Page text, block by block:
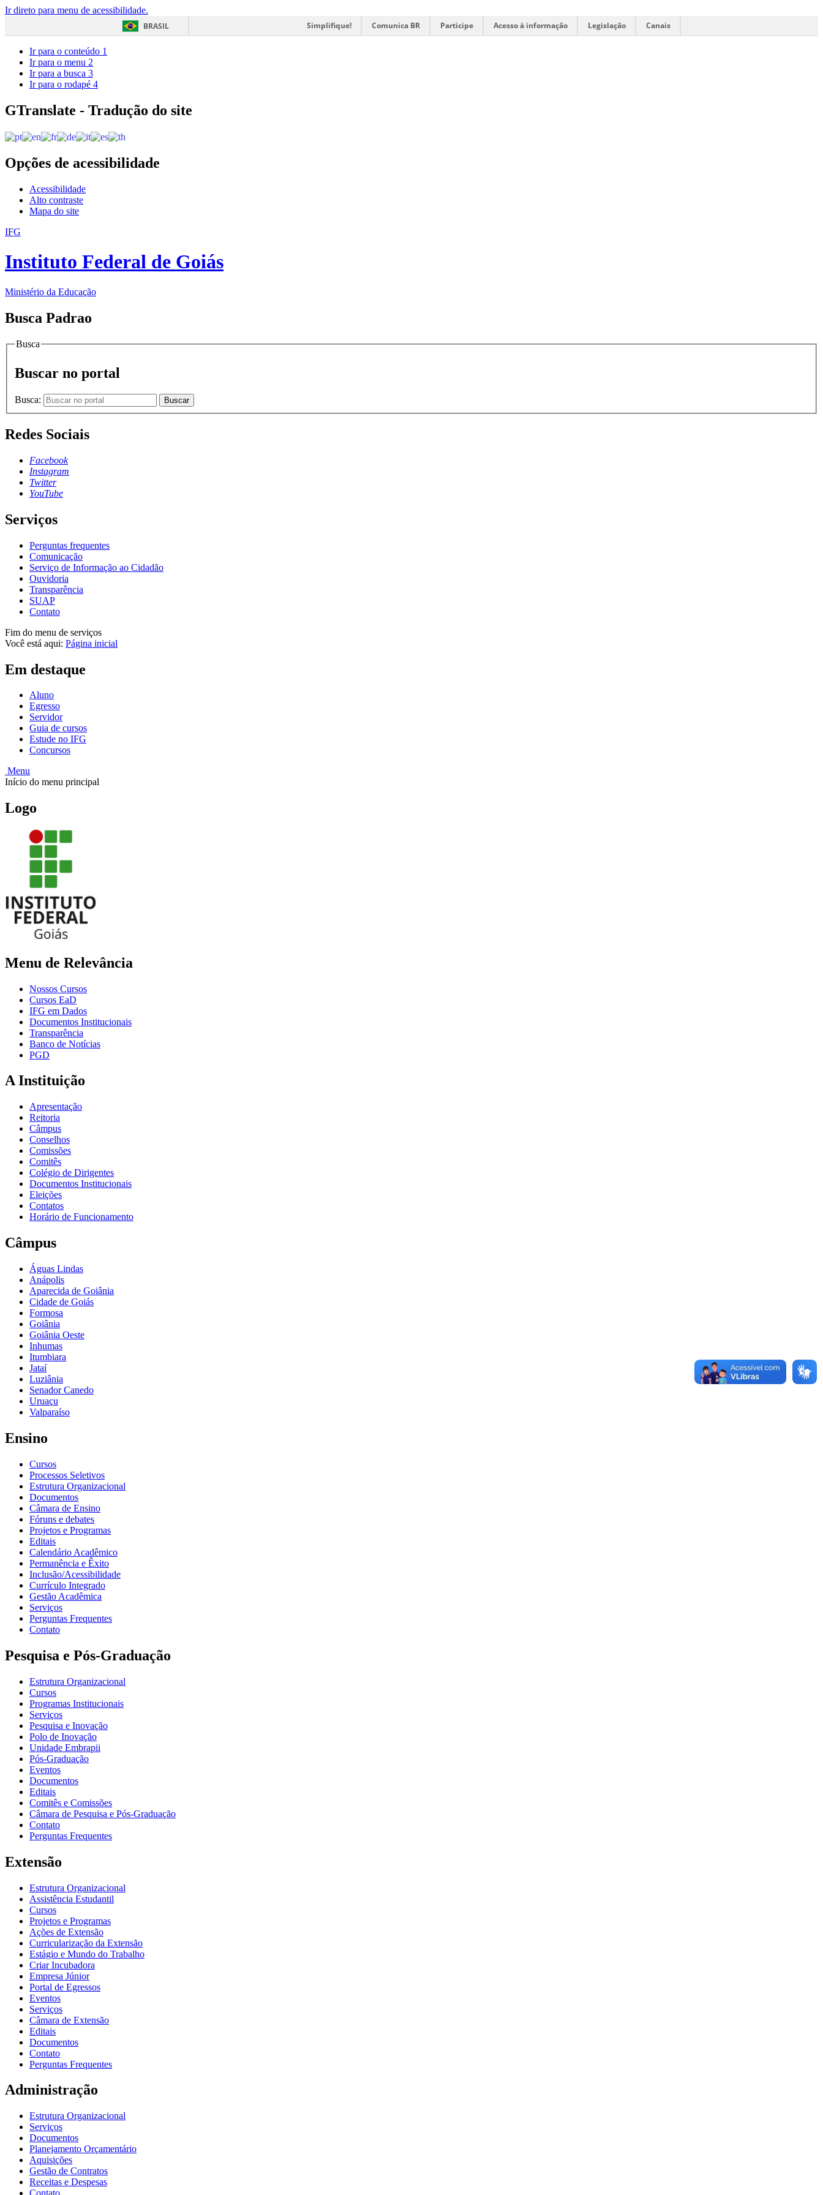
Ir direto para menu de acessibilidade.
BRASIL
Simplifique! Comunica BR Participe Acesso à informação Legislação Canais
Ir para o conteúdo 1
Ir para o menu 2
Ir para a busca 3
Ir para o rodapé 4
GTranslate - Tradução do site
Opções de acessibilidade
Acessibilidade
Alto contraste
Mapa do site
IFG
Instituto Federal de Goiás
Ministério da Educação
Busca Padrao
Busca
Buscar no portal
Busca: Buscar
Redes Sociais
Facebook
Instagram
Twitter
YouTube
Serviços
Perguntas frequentes
Comunicação
Serviço de Informação ao Cidadão
Ouvidoria
Transparência
SUAP
Contato
Fim do menu de serviços
Você está aqui: Página inicial
Em destaque
Aluno
Egresso
Servidor
Guia de cursos
Estude no IFG
Concursos
Menu
Início do menu principal
Logo
Menu de Relevância
Nossos Cursos
Cursos EaD
IFG em Dados
Documentos Institucionais
Transparência
Banco de Notícias
PGD
A Instituição
Apresentação
Reitoria
Câmpus
Conselhos
Comissões
Comitês
Colégio de Dirigentes
Documentos Institucionais
Eleições
Contatos
Horário de Funcionamento
Câmpus
Águas Lindas
Anápolis
Aparecida de Goiânia
Cidade de Goiás
Formosa
Goiânia
Goiânia Oeste
Inhumas
Itumbiara
Jataí
Luziânia
Senador Canedo
Uruaçu
Valparaíso
Ensino
Cursos
Processos Seletivos
Estrutura Organizacional
Documentos
Câmara de Ensino
Fóruns e debates
Projetos e Programas
Editais
Calendário Acadêmico
Permanência e Êxito
Inclusão/Acessibilidade
Currículo Integrado
Gestão Acadêmica
Serviços
Perguntas Frequentes
Contato
Pesquisa e Pós-Graduação
Estrutura Organizacional
Cursos
Programas Institucionais
Serviços
Pesquisa e Inovação
Polo de Inovação
Unidade Embrapii
Pós-Graduação
Eventos
Documentos
Editais
Comitês e Comissões
Câmara de Pesquisa e Pós-Graduação
Contato
Perguntas Frequentes
Extensão
Estrutura Organizacional
Assistência Estudantil
Cursos
Projetos e Programas
Ações de Extensão
Curricularização da Extensão
Estágio e Mundo do Trabalho
Criar Incubadora
Empresa Júnior
Portal de Egressos
Eventos
Serviços
Câmara de Extensão
Editais
Documentos
Contato
Perguntas Frequentes
Administração
Estrutura Organizacional
Serviços
Documentos
Planejamento Orçamentário
Aquisições
Gestão de Contratos
Receitas e Despesas